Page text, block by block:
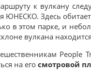
к вулкану
ЮНЕСКО. Здесь
в этом парке, и
вулкана находится
People
на его смотровой